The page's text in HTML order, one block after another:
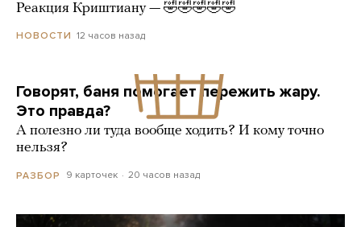
Реакция Криштиану — 🤣🤣🤣🤣🤣
НОВОСТИ 12 часов назад
Говорят, баня помогает пережить жару.
Это правда?
А полезно ли туда вообще ходить? И кому точно
нельзя?
РАЗБОР 9 карточек 20 часов назад